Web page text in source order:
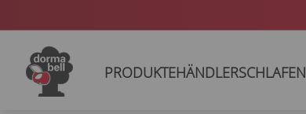
PRODUKTEHÄNDLERSCHLAFEN